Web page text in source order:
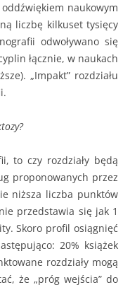
naukowym
liczbę kilkuset tysięcy
odwoływano się
łącznie, w naukach
„Impakt” rozdziału
to czy rozdziały będą
proponowanych przez
niższa liczba punktów
przedstawia się jak 1
Skoro profil osiągnięć
20% książek
rozdziały mogą
że „próg wejścia” do